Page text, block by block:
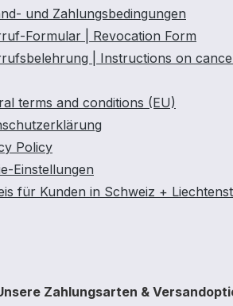
und Zahlungsbedingungen
Formular | Revocation Form
| Instructions on
terms and conditions (EU)
Policy
Einstellungen
für Kunden in Schweiz +
Zahlungsarten &